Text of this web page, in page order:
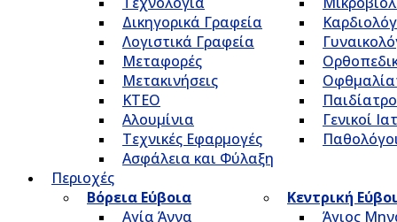
Δικηγορικά Γραφεία
Λογιστικά Γραφεία
Μεταφορές
Μετακινήσεις
ΚΤΕΟ
Αλουμίνια
Τεχνικές Εφαρμογές
Ασφάλεια και Φύλαξη
Γενικοί
Περιοχές
Βόρεια Εύβοια
Αγία Άννα
Κεντρική
Άγιος